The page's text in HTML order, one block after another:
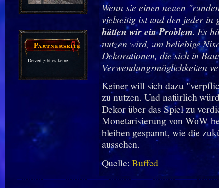
Partnerseiten
Derzeit gibt es keine.
Wenn sie einen neuen
vielseitig ist und den jeder in
hätten wir ein Problem. Es
nutzen wird, um beliebige
Dekorationen, die sich in
Verwendungsmöglichkeiten
Keiner will sich dazu
zu nutzen. Und natürlich
Dekor über das Spiel zu
Monetarisierung von WoW
bleiben gespannt, wie die
aussehen.
Quelle:Buffed